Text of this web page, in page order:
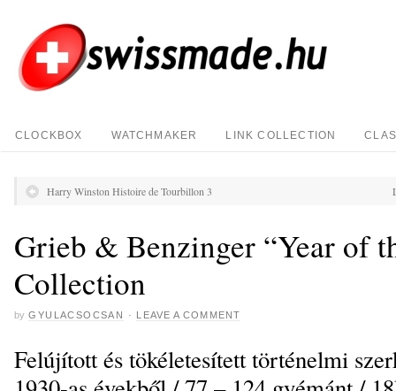
CLOCKBOX WATCHMAKER LINK COLLECTION
Harry Winston Histoire de Tourbillon 3
Grieb & Benzinger “Year of
Collection
by GYULACSOCSAN · LEAVE A COMMENT
Felújított és tökéletesített történelmi